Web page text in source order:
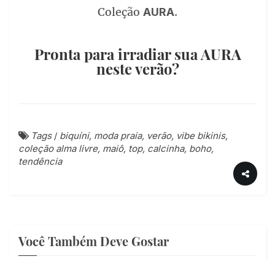
Coleção AURA.
Pronta para irradiar sua AURA
neste verão?
Tags/ biquíni, moda praia, verão, vibe bikinis,
coleção alma livre, maiô, top, calcinha, boho,
tendência
Você Também Deve Gostar